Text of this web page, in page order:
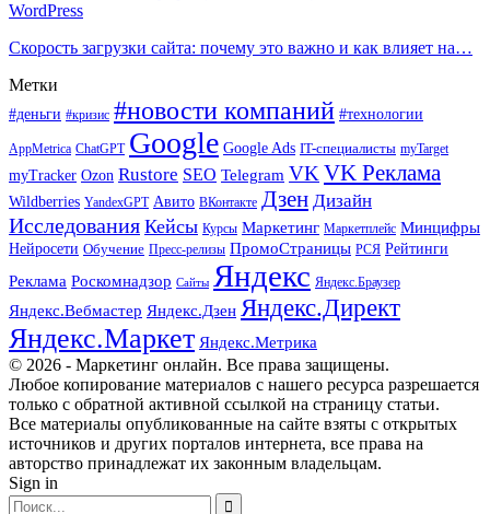
WordPress
Скорость загрузки сайта: почему это важно и как влияет на…
Метки
#деньги #кризис #новости компаний #технологии
AppMetrica ChatGPT Google Google Ads IT-специалисты myTarget
myTracker Ozon Rustore SEO Telegram VK VK Реклама
Wildberries YandexGPT Авито ВКонтакте Дзен Дизайн
Исследования Кейсы Курсы Маркетинг Маркетплейс Минцифры
Нейросети Обучение Пресс-релизы ПромоСтраницы РСЯ Рейтинги
Реклама Роскомнадзор Сайты Яндекс Яндекс.Браузер
Яндекс.Вебмастер Яндекс.Дзен Яндекс.Директ
Яндекс.Маркет Яндекс.Метрика
© 2026 - Маркетинг онлайн. Все права защищены.
Любое копирование материалов с нашего ресурса разрешается
только с обратной активной ссылкой на страницу статьи.
Все материалы опубликованные на сайте взяты с открытых
источников и других порталов интернета, все права на
авторство принадлежат их законным владельцам.
Sign in